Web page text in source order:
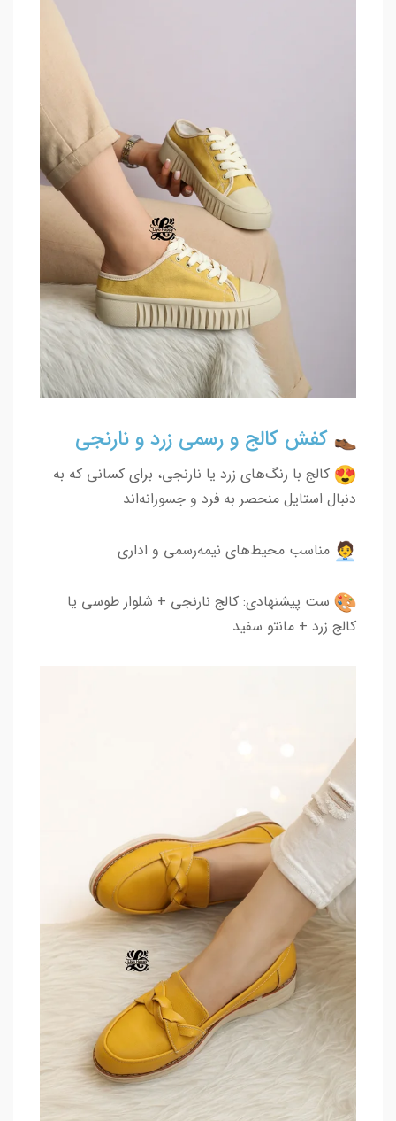
کفش کالج و رسمی زرد و نارنجی
کالج با رنگ‌های زرد یا نارنجی، برای کسانی که به
دنبال استایل منحصر به فرد و جسورانه‌اند
مناسب محیط‌های نیمه‌رسمی و اداری
ست پیشنهادی: کالج نارنجی + شلوار طوسی یا
کالج زرد + مانتو سفید